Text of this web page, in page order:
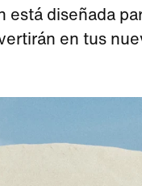
está diseñada
en tus